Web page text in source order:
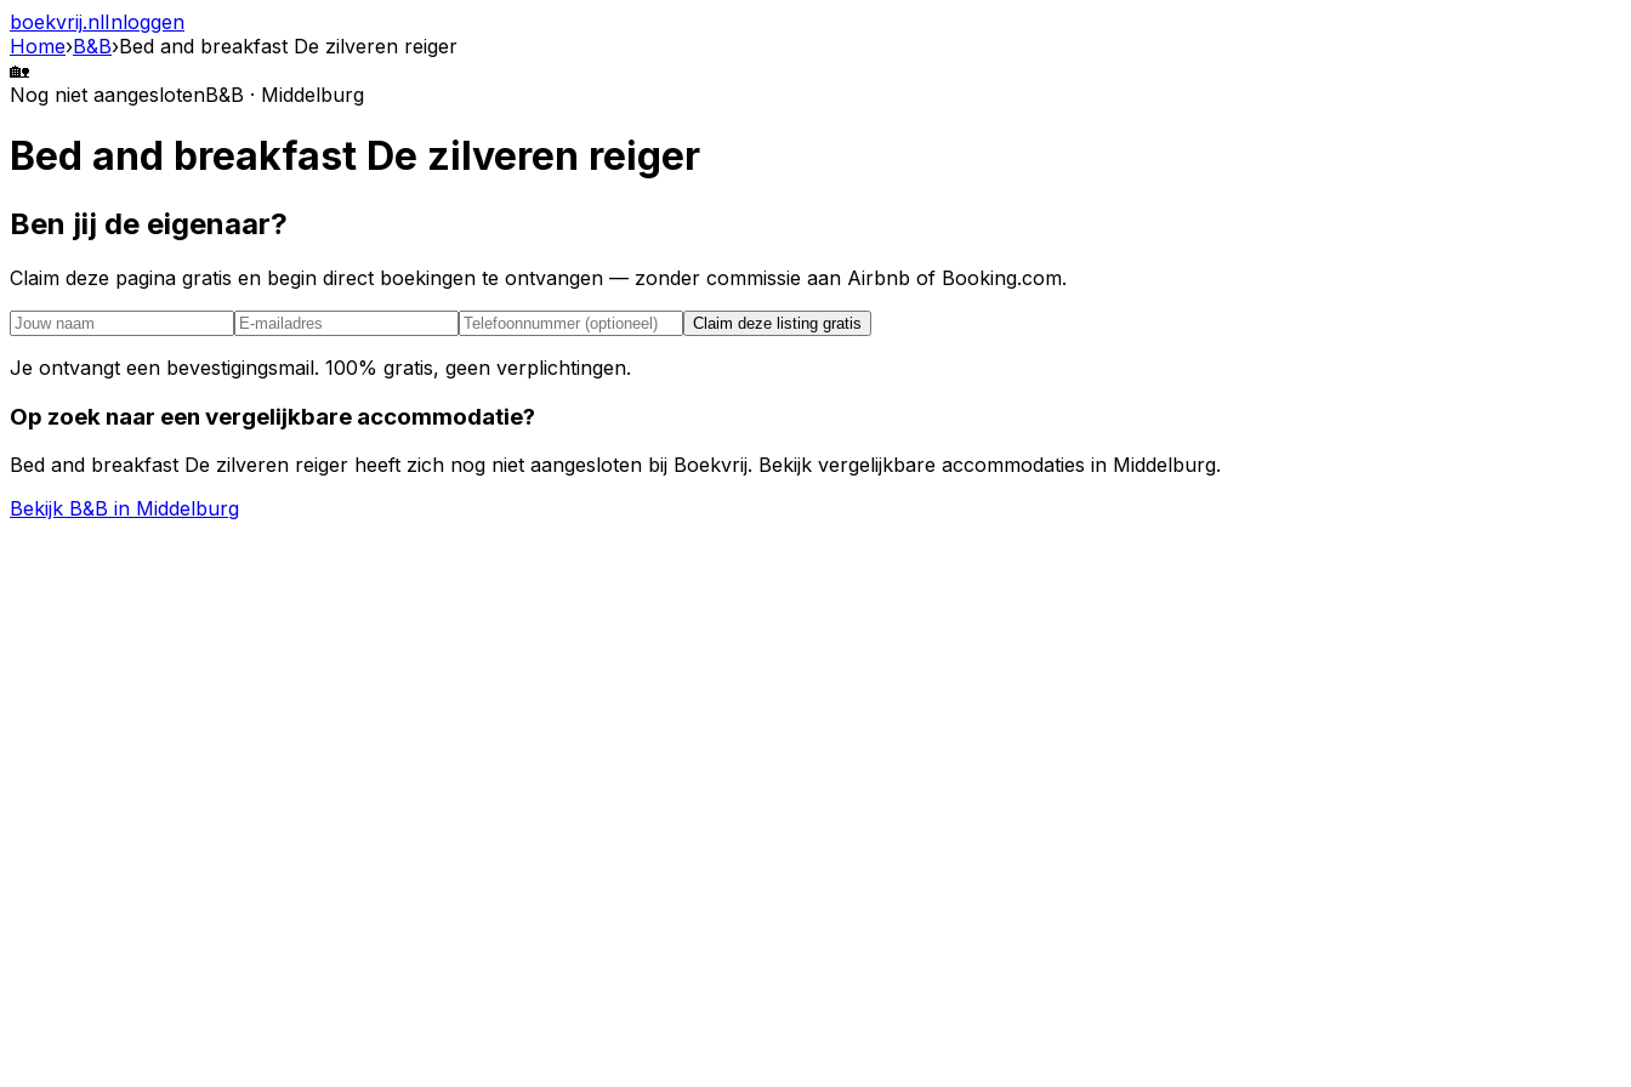
boekvrij.nlInloggen
Home›B&B›Bed and breakfast De zilveren reiger
🏡
Nog niet aangeslotenB&B · Middelburg
Bed and breakfast De zilveren reiger
Ben jij de eigenaar?
Claim deze pagina gratis en begin direct boekingen te ontvangen — zonder commissie aan Airbnb of Booking.com.
Claim deze listing gratis
Je ontvangt een bevestigingsmail. 100% gratis, geen verplichtingen.
Op zoek naar een vergelijkbare accommodatie?
Bed and breakfast De zilveren reiger heeft zich nog niet aangesloten bij Boekvrij. Bekijk vergelijkbare accommodaties in Middelburg.
Bekijk B&B in Middelburg